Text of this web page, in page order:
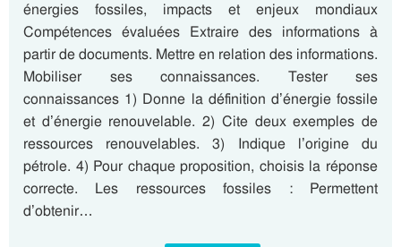
énergies fossiles, impacts et enjeux mondiaux
Compétences évaluées Extraire des informations à
partir de documents. Mettre en relation des informations.
Mobiliser ses connaissances. Tester ses
connaissances 1) Donne la définition d’énergie fossile
et d’énergie renouvelable. 2) Cite deux exemples de
ressources renouvelables. 3) Indique l’origine du
pétrole. 4) Pour chaque proposition, choisis la réponse
correcte. Les ressources fossiles : Permettent
d’obtenir…